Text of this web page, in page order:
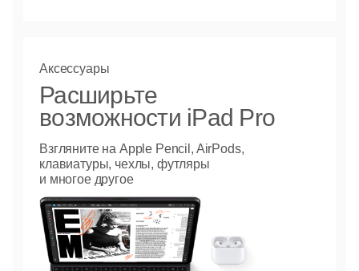
Аксессуары
Расширьте
возможности iPad Pro
Взгляните на Apple Pencil, AirPods,
клавиатуры, чехлы, футляры
и многое другое